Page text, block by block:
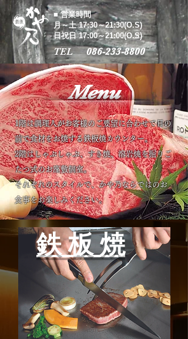
TEL 086-233-8800
■ 営業時間
月～土 17:30～21:30(O.S)
日祝日 17:00～21:00(O.S)
鉄 板 焼
Menu
1階は調理人がお客様のご要望に合わせて目の
前で食材をお焼する鉄板焼カウンター。
​2階はしゃぶしゃぶ、すき焼、溶岩焼を掘りご
たつ式のお座敷個室。
それぞれのスタイルで、かや乃ならではのお
食事をお楽しみください。